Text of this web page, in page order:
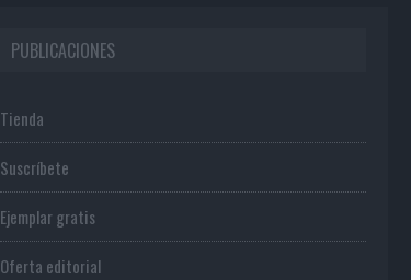
PUBLICACIONES
Tienda
Suscríbete
Ejemplar gratis
Oferta editorial